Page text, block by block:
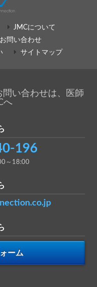
JMCについて
お問い合わせ
サイトマップ
い合わせは、医師
へ
196
～18:00
ーム